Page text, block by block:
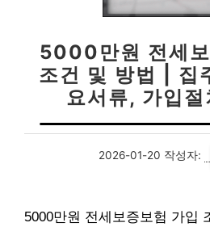
5000만원 전세
조건 및 방법 | 집
요서류, 가입절
2026-01-20 작성자:
5000만원 전세보증보험 가입